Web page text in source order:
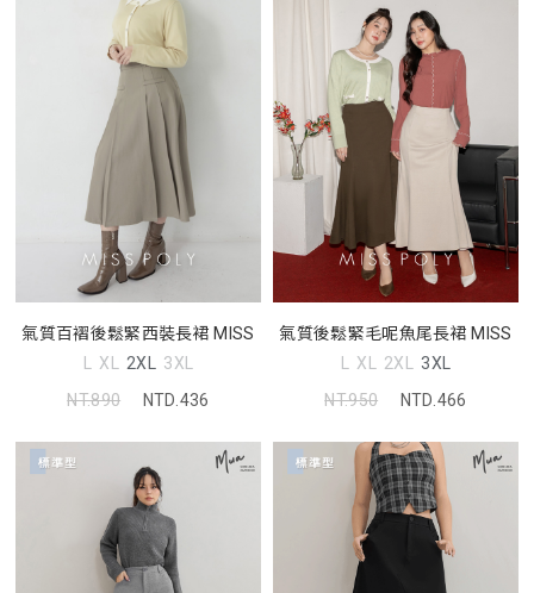
氣質百褶後鬆緊西裝長裙 MISS
L XL 2XL 3XL
NT.890
NTD.436
氣質後鬆緊毛呢魚尾長裙 MISS
L XL 2XL 3XL
NT.950
NTD.466